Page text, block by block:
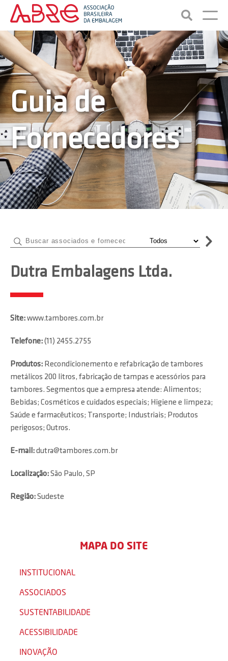
Guia de
Fornecedores
Dutra Embalagens Ltda.
Site:www.tambores.com.br
Telefone:(11) 2455.2755
Produtos: Recondicionemento e refabricação de tambores
metálicos 200 litros, fabricação de tampas e acessórios para
tambores. Segmentos que a empresa atende: Alimentos;
Bebidas; Cosméticos e cuidados especiais; Higiene e limpeza;
Saúde e farmacêuticos; Transporte; Industriais; Produtos
perigosos; Outros.
E-mail:dutra@tambores.com.br
Localização:São Paulo, SP
Região:Sudeste
MAPA DO SITE
INSTITUCIONAL
ASSOCIADOS
SUSTENTABILIDADE
ACESSIBILIDADE
INOVAÇÃO